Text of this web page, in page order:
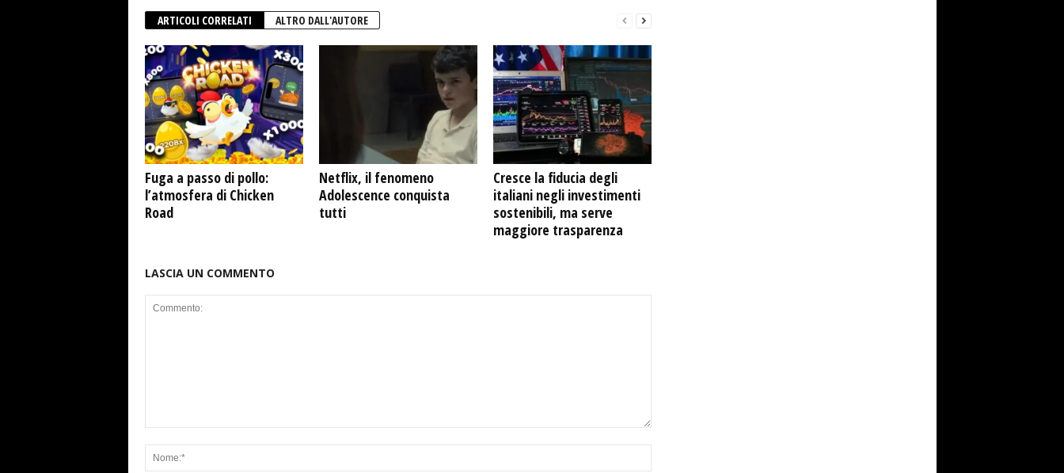
ARTICOLI CORRELATI ALTRO DALL'AUTORE
Fuga a passo di pollo:
l’atmosfera di Chicken
Road
Netflix, il fenomeno
Adolescence conquista
tutti
Cresce la fiducia degli
italiani negli investimenti
sostenibili, ma serve
maggiore trasparenza
LASCIA UN COMMENTO